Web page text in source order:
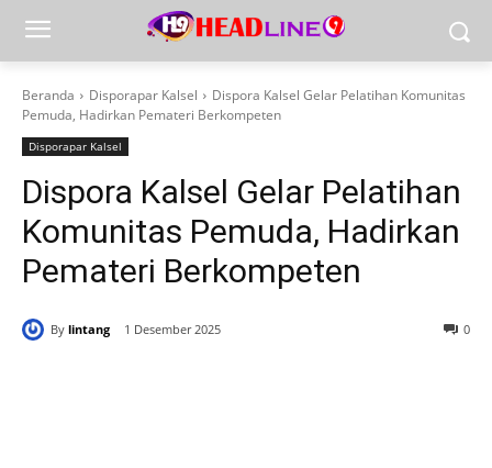
Beranda Disporapar Kalsel
Dispora Kalsel Gelar Pelatihan Komunitas
Pemuda, Hadirkan Pemateri Berkompeten
Disporapar Kalsel
Dispora Kalsel Gelar Pelatihan
Komunitas Pemuda, Hadirkan
Pemateri Berkompeten
By lintang 1 Desember 2025 0